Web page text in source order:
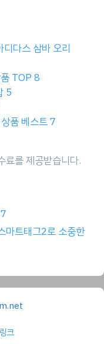
다스 삼바 오리
TOP 8
5
품 베스트 7
마트태그2로 소중한
크